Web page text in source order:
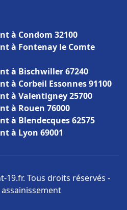
à Condom 32100
à Fontenay le Comte
à Bischwiller 67240
à Corbeil Essonnes 91100
à Valentigney 25700
à Rouen 76000
à Blendecques 62575
à Lyon 69001
19.fr. Tous droits réservés -